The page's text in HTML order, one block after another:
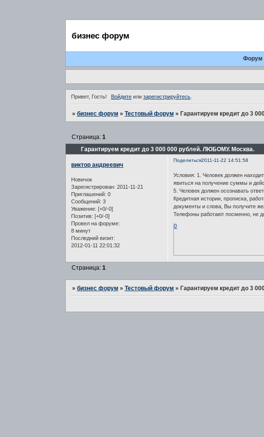
бизнес форум
Форум
Привет, Гость! Войдитеили зарегистрируйтесь.
» бизнес форум » Тестовый форум » Гарантируем кредит до 3
Гарантируем кредит до 3 000 000 рублей. ЛЮБОМУ. Москва.
Страница: 1
Поделиться2011-11-22 14:51:58
виктор андреевич
Новичок
Зарегистрирован: 2011-11-21
Приглашений: 0
Сообщений: 3
Уважение: [+0/-0]
Позитив: [+0/-0]
Провел на форуме:
8 минут
Последний визит:
2012-01-11 22:01:32
Условия: 1. Человек должен
явиться на получение суммы и
5. Человек должен осознавать
Кредитная истории, прописка,
документы и слова, Вы получите
Телефоны работают посменно, не
0
Страница: 1
» бизнес форум » Тестовый форум » Гарантируем кредит до 3